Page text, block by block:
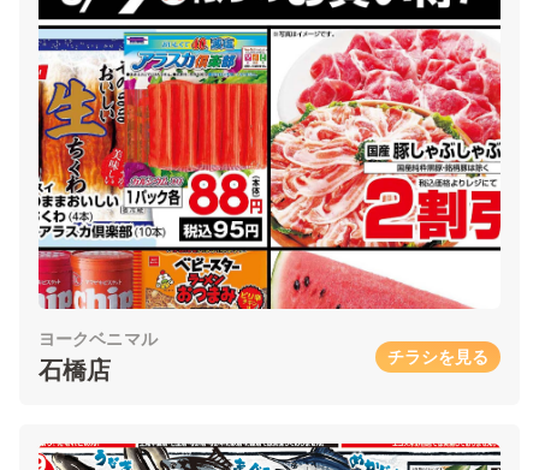
ヨークベニマル
石橋店 チラシを見る